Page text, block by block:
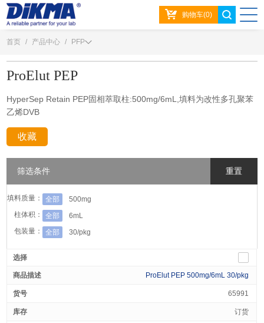
购物车(0)
首页 / 产品中心 / PFP
ProElut PEP
HyperSep Retain PEP固相萃取柱:500mg/6mL,填料为改性多孔聚苯
乙烯DVB
收藏
筛选条件 重置
填料质量： 全部
500mg
柱体积：
全部
6mL
包装量：
全部 30/pkg
ProElut PEP 500mg/6mL 30/pkg
65991
订货